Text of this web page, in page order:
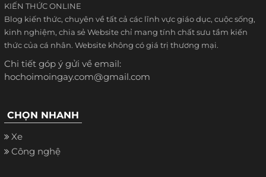
KIẾN THỨC ONLINE
Blog kiến thức, chuyên về tất cả các lĩnh vực giáo dục, cuộc sống,
kinh nghiệm, chia sẻ Website chỉ mang tính chất sưu tầm kiến
thức của cá nhân. Website không có giá trị thương mại.
Chi tiết góp ý gửi về email:
hochoimoingay.com@gmail.com
CHỌN NHANH
Xe
Công nghệ